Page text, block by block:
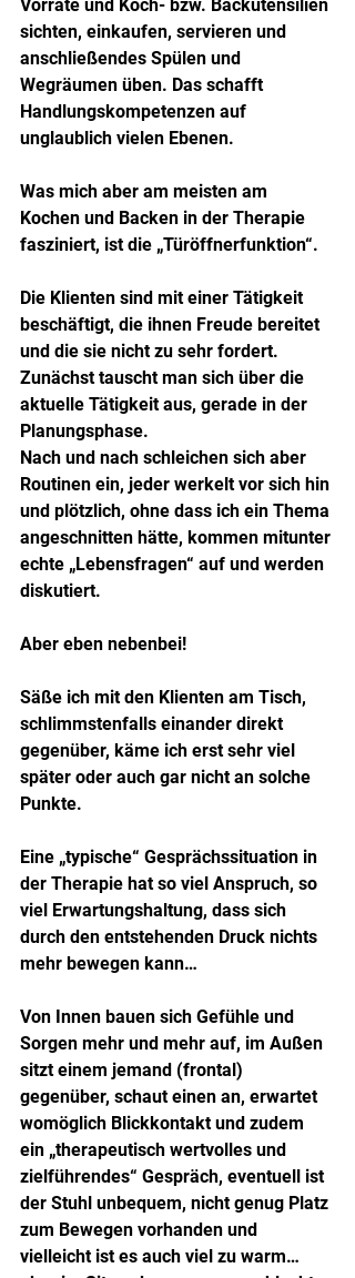
Vorräte und Koch- bzw. Backutensilien
sichten, einkaufen, servieren und
anschließendes Spülen und
Wegräumen üben. Das schafft
Handlungskompetenzen auf
unglaublich vielen Ebenen.
Was mich aber am meisten am
Kochen und Backen in der Therapie
fasziniert, ist die „Türöffnerfunktion“.
Die Klienten sind mit einer Tätigkeit
beschäftigt, die ihnen Freude bereitet
und die sie nicht zu sehr fordert.
Zunächst tauscht man sich über die
aktuelle Tätigkeit aus, gerade in der
Planungsphase.
Nach und nach schleichen sich aber
Routinen ein, jeder werkelt vor sich hin
und plötzlich, ohne dass ich ein Thema
angeschnitten hätte, kommen mitunter
echte „Lebensfragen“ auf und werden
diskutiert.
Aber eben nebenbei!
Säße ich mit den Klienten am Tisch,
schlimmstenfalls einander direkt
gegenüber, käme ich erst sehr viel
später oder auch gar nicht an solche
Punkte.
Eine „typische“ Gesprächssituation in
der Therapie hat so viel Anspruch, so
viel Erwartungshaltung, dass sich
durch den entstehenden Druck nichts
mehr bewegen kann…
Von Innen bauen sich Gefühle und
Sorgen mehr und mehr auf, im Außen
sitzt einem jemand (frontal)
gegenüber, schaut einen an, erwartet
womöglich Blickkontakt und zudem
ein „therapeutisch wertvolles und
zielführendes“ Gespräch, eventuell ist
der Stuhl unbequem, nicht genug Platz
zum Bewegen vorhanden und
vielleicht ist es auch viel zu warm…